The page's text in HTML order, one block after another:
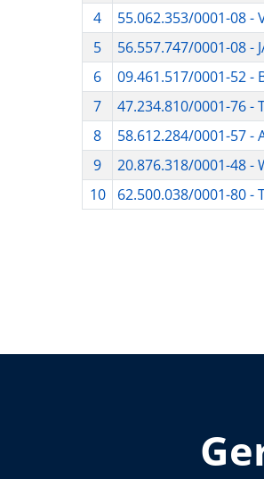
4
55.062.353/0001-08 -
5
56.557.747/0001-08 -
6
09.461.517/0001-52 -
7
47.234.810/0001-76 -
8
58.612.284/0001-57 -
9
20.876.318/0001-48 -
10
62.500.038/0001-80 -